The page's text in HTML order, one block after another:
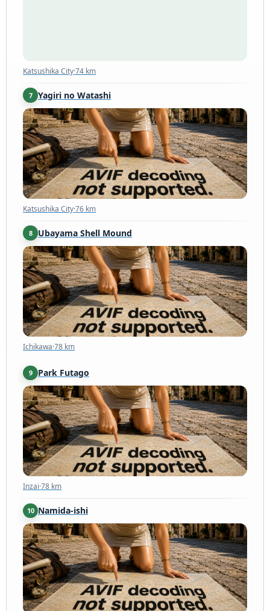
Katsushika City·74 km
7 Yagiri no Watashi
Katsushika City·76 km
Katsushika City·76 km
8 Ubayama Shell Mound
Ichikawa·78 km
Ichikawa·78 km
9 Park Futago
Inzai·78 km
Inzai·78 km
10 Namida-ishi
Ichikawa·78 km